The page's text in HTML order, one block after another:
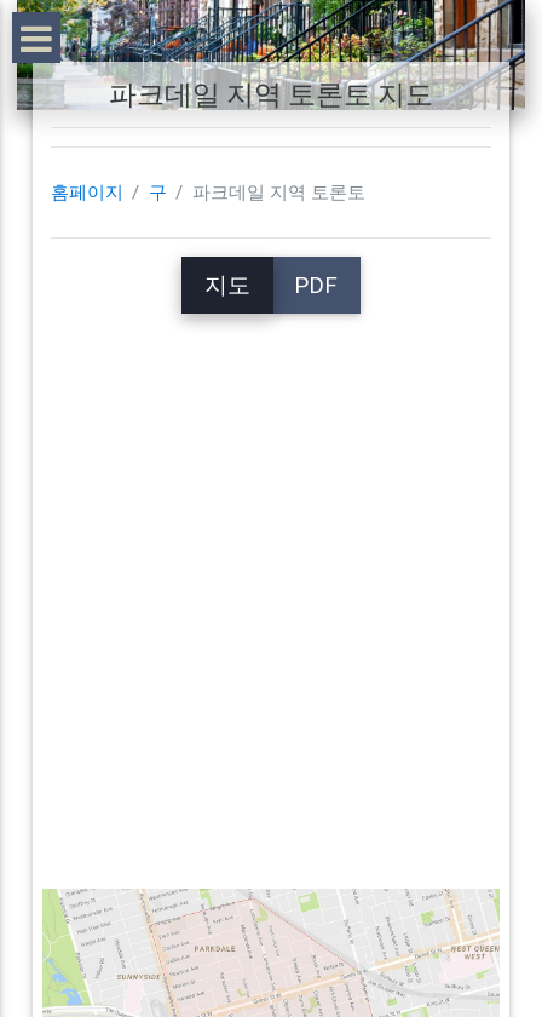
파크데일 지역 토론토 지도
홈페이지 구 파크데일 지역 토론토
지도 PDF